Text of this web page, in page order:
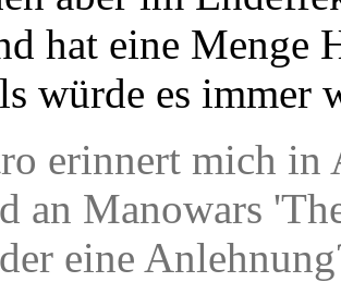
hat eine Menge
würde es immer
erinnert mich in
an Manowars
eine